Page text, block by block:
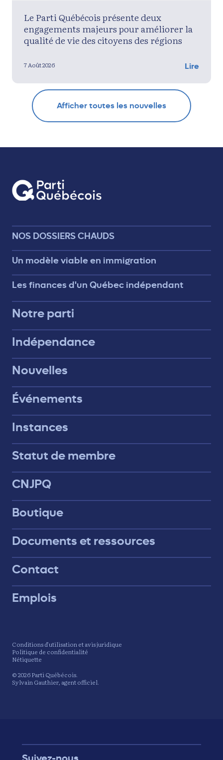
Le Parti Québécois présente deux
engagements majeurs pour améliorer la
qualité de vie des citoyens des régions
7 Août 2026 Lire
Afficher toutes les nouvelles
NOS DOSSIERS CHAUDS
Un modèle viable en immigration
Les finances d'un Québec indépendant
Notre parti
Indépendance
Nouvelles
Événements
Instances
Statut de membre
CNJPQ
Boutique
Documents et ressources
Contact
Emplois
Conditions d’utilisation et avis juridique
Politique de confidentialité
Nétiquette
© 2026 Parti Québécois.
Sylvain Gauthier, agent officiel.